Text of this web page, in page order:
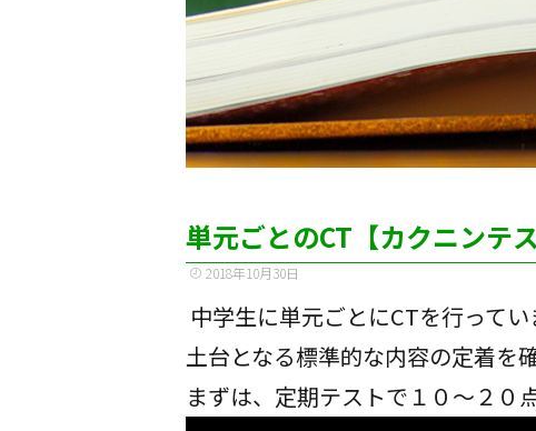
単元ごとのCT【カクニンテ
2018年10月30日
中学生に単元ごとにCTを行ってい
土台となる標準的な内容の定着を
まずは、定期テストで１０～２０